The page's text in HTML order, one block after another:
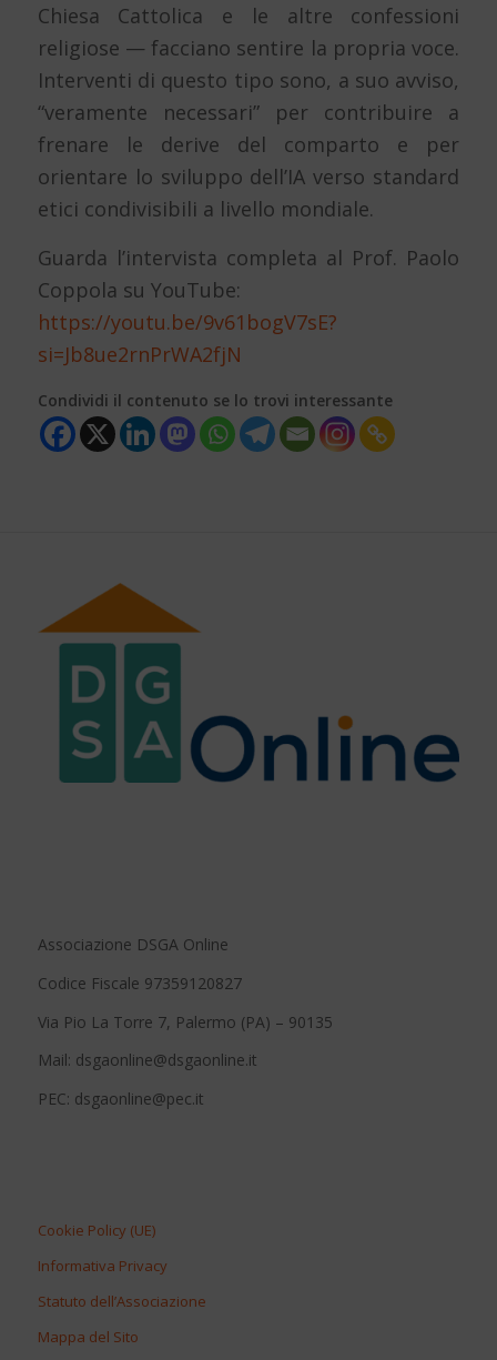
Chiesa Cattolica e le altre confessioni
religiose — facciano sentire la propria voce.
Interventi di questo tipo sono, a suo avviso,
“veramente necessari” per contribuire a
frenare le derive del comparto e per
orientare lo sviluppo dell’IA verso standard
etici condivisibili a livello mondiale.
Guarda l’intervista completa al Prof. Paolo
Coppola su YouTube:
https://youtu.be/9v61bogV7sE?
si=Jb8ue2rnPrWA2fjN
Condividi il contenuto se lo trovi interessante
Associazione DSGA Online
Codice Fiscale 97359120827
Via Pio La Torre 7, Palermo (PA) – 90135
Mail: dsgaonline@dsgaonline.it
PEC: dsgaonline@pec.it
Cookie Policy (UE)
Informativa Privacy
Statuto dell’Associazione
Mappa del Sito